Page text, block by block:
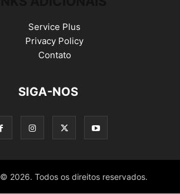
Service Plus
Privacy Policy
Contato
SIGA-NOS
© 2026. Todos os direitos reservados.